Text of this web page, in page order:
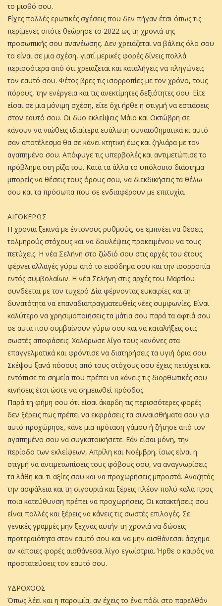
το μισθό σου.
Είχες πολλές ερωτικές σχέσεις που δεν πήγαν έτσι όπως τις
περίμενες οπότε θεώρησε το 2022 ως τη χρονιά της
προσωπικής σου ανανέωσης. Δεν χρειάζεται να βάλεις όλο σου
το είναι σε μια σχέση, γιατί μερικές φορές δίνεις πολλά
περισσότερα από ότι χρειάζεται και καταλήγεις να πληγώνεις
τον εαυτό σου. Φέτος βρες τις ισορροπίες με τον χρόνο, τους
πόρους, την ενέργεια και τις ανεκτίμητες δεξιότητες σου. Είτε
είσαι σε μια μόνιμη σχέση, είτε όχι ήρθε η στιγμή να εστιάσεις
στον εαυτό σου. Οι δυο εκλείψεις Μάιο και Οκτώβρη σε
κάνουν να νιώθεις ιδιαίτερα ευάλωτη συναισθηματικά κι αυτό
σαν αποτέλεσμα θα σε κάνει κτητική έως και ζηλιάρα με τον
αγαπημένο σου. Απόφυγε τις υπερβολές και αντιμετώπισε το
πρόβλημα στη ρίζα του. Κατά τα άλλα το υπόλοιπο διάστημα
μπορείς να θέσεις τους όρους σου, να διεκδικήσεις τα θέλω
σου και τα πρόσωπα που σε ενδιαφέρουν με επιτυχία.
ΑΙΓΟΚΕΡΩΣ
Η χρονιά ξεκινά με έντονους ρυθμούς, σε εμπνέει να θέσεις
τολμηρούς στόχους και να δουλέψεις προκειμένου να τους
πετύχεις. Η νέα Σελήνη στο ζώδιό σου στις αρχές του έτους
φέρνει αλλαγές γύρω από το εισόδημα σου και την ισορροπία
εντός συμβολαίων. Η νέα Σελήνη στις αρχές του Μαρτίου
συνδέεται με τον τυχερό Δία φέρνοντας ευκαιρίες και τη
δυνατότητα να επαναδιαπραγματευθείς νέες συμφωνίες. Είναι
καλύτερο να χρησιμοποιήσεις τα μάτια σου παρά τα αφτιά σου
σε αυτά που συμβαίνουν γύρω σου και να καταλήξεις στις
σωστές αποφάσεις. Χαλάρωσε λίγο τους κανόνες στα
επαγγελματικά και φρόντισε να διατηρήσεις τα υγιή όρια σου.
Σκέψου ξανά πόσους από τους στόχους σου έχεις πετύχει και
εντόπισε τα σημεία που πρέπει να κάνεις τις διορθωτικές σου
κινήσεις έτσι ώστε να σημειωθεί πρόοδος.
Παρά τη φήμη σου ότι είσαι άκαρδη τις περισσότερες φορές
δεν ξέρεις πως πρέπει να εκφράσεις τα συναισθήματα σου για
αυτό προχώρησε, κάνε μια πρόταση γάμου ή ζήτησε από τον
αγαπημένο σου να συγκατοικήσετε. Εάν είσαι μόνη, την
περίοδο των εκλείψεων, Απρίλη και Νοέμβρη, ίσως είναι η
στιγμή να αντιμετωπίσεις τους φόβους σου, να αναγνωρίσεις
τα λάθη και τι αξίες σου και να προχωρήσεις μπροστά. Αναζητάς
την ασφάλεια και τη σιγουριά και ξέρεις πλέον πολύ καλά προς
ποια κατεύθυνση πρέπει να προχωρήσεις. Οι κατακτήσεις σου
είναι πολλές και ξέρεις να κάνεις τις σωστές επιλογές. Σε
γενικές γραμμές μην ξεχνάς αυτήν τη χρονιά να δώσεις
προτεραιότητα στον εαυτό σου και να μην αισθάνεσαι άσχημα
αν κάποιες φορές αισθάνεσαι λίγο εγωίστρια. Ήρθε ο καιρός να
προστατεύσεις τον εαυτό σου.
ΥΔΡΟΧΟΟΣ
Όπως λέει και η παροιμία, αν έχεις το ένα πόδι στο παρελθόν